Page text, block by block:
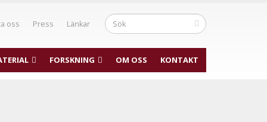
oss Press Länkar
FORSKNING OM OSS KONTAKT